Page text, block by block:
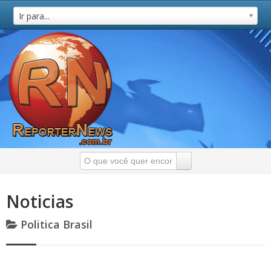
Ir para...
Noticias
Politica Brasil